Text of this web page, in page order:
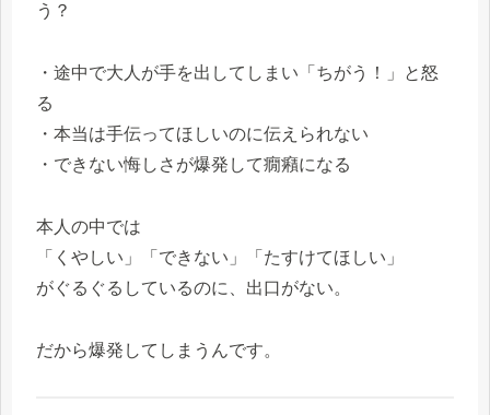
う？
・途中で大人が手を出してしまい「ちがう！」と怒
る
・本当は手伝ってほしいのに伝えられない
・できない悔しさが爆発して癇癪になる
本人の中では
「くやしい」「できない」「たすけてほしい」
がぐるぐるしているのに、出口がない。
だから爆発してしまうんです。